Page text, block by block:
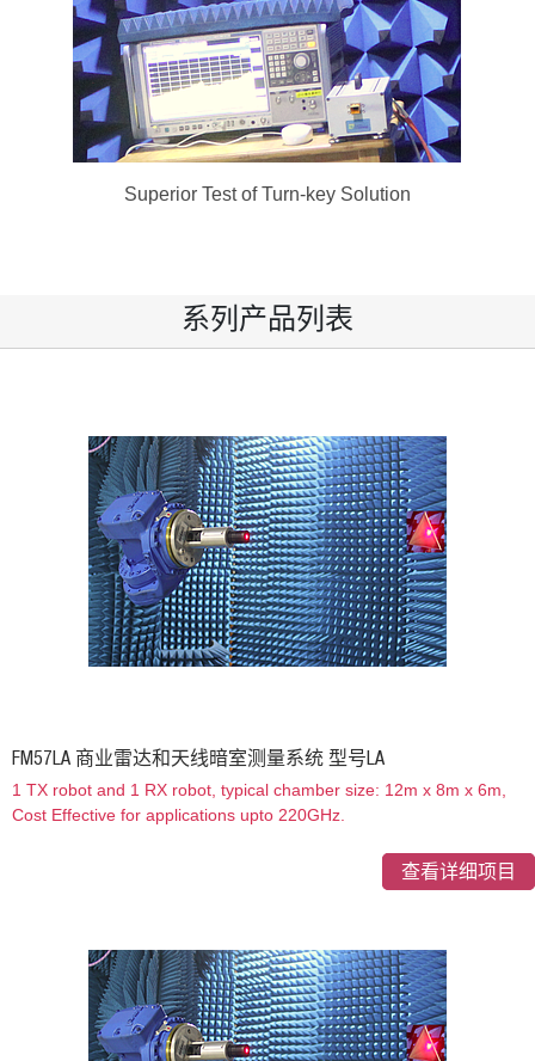
Superior Test of Turn-key Solution
系列产品列表
FM57LA 商业雷达和天线暗室测量系统 型号LA
1 TX robot and 1 RX robot, typical chamber size: 12m x 8m x 6m,
Cost Effective for applications upto 220GHz.
查看详细项目